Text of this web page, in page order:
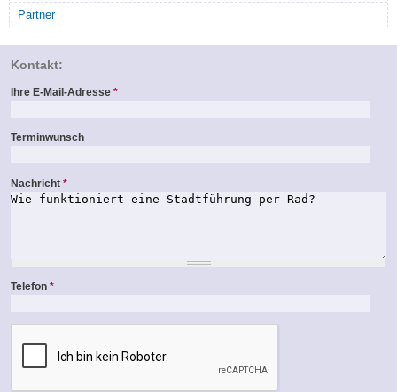
Partner
Kontakt:
Ihre E-Mail-Adresse*
Terminwunsch
Nachricht*
Telefon*